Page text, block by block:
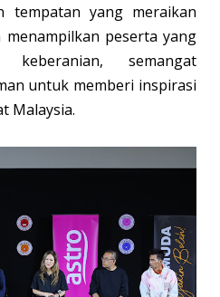
tempatan yang meraikan
peserta yang
keberanian, semangat
untuk memberi inspirasi
Malaysia.